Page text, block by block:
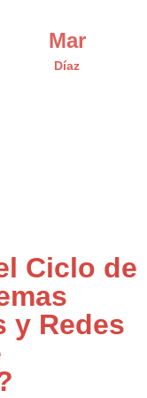
Mar
Díaz
Ciclo de
y Redes